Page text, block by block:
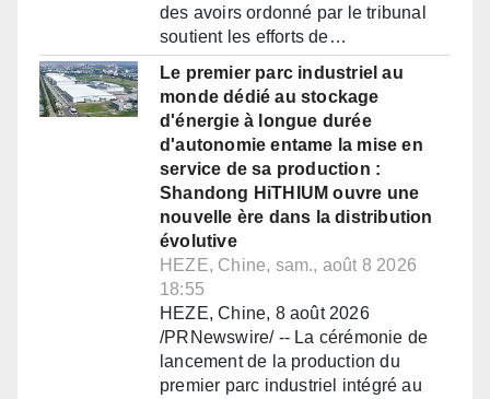
des avoirs ordonné par le tribunal
soutient les efforts de…
Le premier parc industriel au
monde dédié au stockage
d'énergie à longue durée
d'autonomie entame la mise en
service de sa production :
Shandong HiTHIUM ouvre une
nouvelle ère dans la distribution
évolutive
HEZE, Chine, sam., août 8 2026
18:55
HEZE, Chine, 8 août 2026
/PRNewswire/ -- La cérémonie de
lancement de la production du
premier parc industriel intégré au